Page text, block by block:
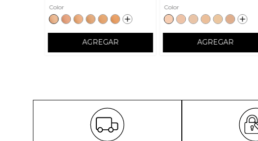
Color
AGREGAR
Color
AGREGAR